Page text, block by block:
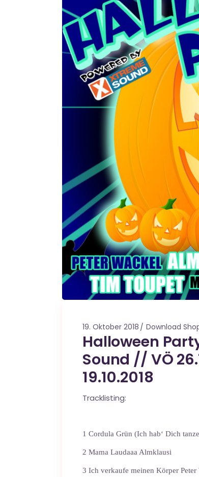
19. Oktober 2018 Download
Halloween
Sound // VÖ
19.10.2018
Tracklisting:
1 Cordula Grün (Ich hab‘ Dich
2 Mama Laudaaa Almklausi
3 Ich verkaufe meinen Körper Peter